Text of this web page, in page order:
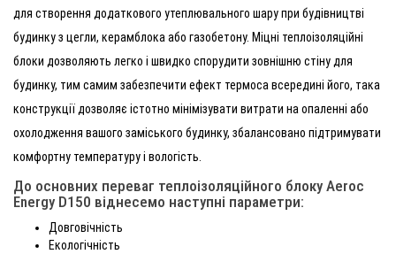
для створення додаткового утеплювального шару при будівництві
будинку з цегли, керамблока або газобетону. Міцні теплоізоляційні
блоки дозволяють легко і швидко спорудити зовнішню стіну для
будинку, тим самим забезпечити ефект термоса всередині його, така
конструкції дозволяє істотно мінімізувати витрати на опаленні або
охолодження вашого заміського будинку, збалансовано підтримувати
комфортну температуру і вологість.
До основних переваг теплоізоляційного блоку Aeroc
Energy D150 віднесемо наступні параметри:
Довговічність
Екологічність